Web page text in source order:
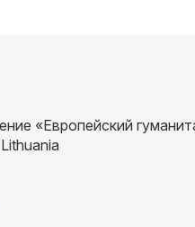
«Европейский